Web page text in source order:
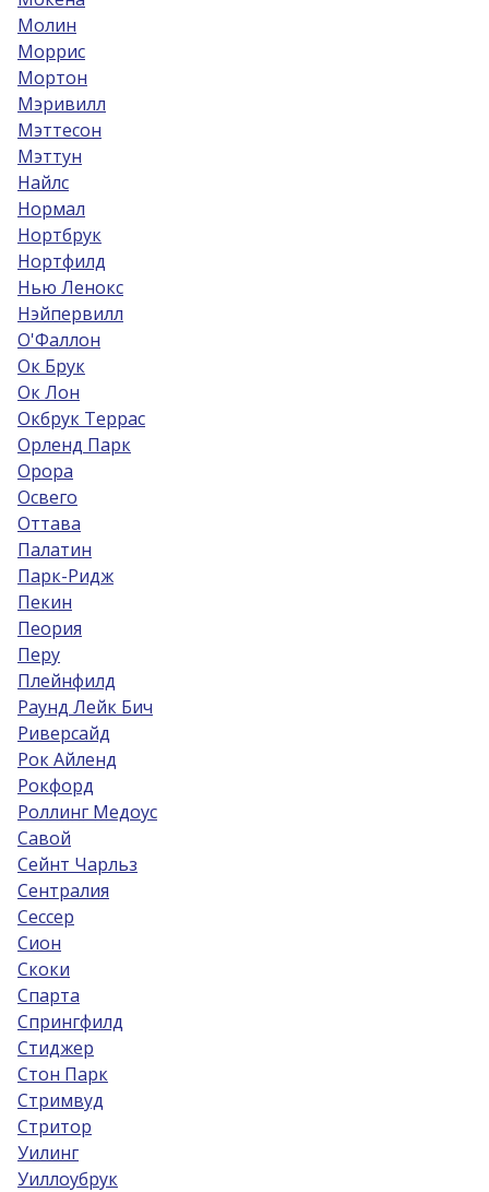
Молин
Моррис
Мортон
Мэривилл
Мэттесон
Мэттун
Найлс
Нормал
Нортбрук
Нортфилд
Нью Ленокс
Нэйпервилл
О'Фаллон
Ок Брук
Ок Лон
Окбрук Террас
Орленд Парк
Орора
Освего
Оттава
Палатин
Парк-Ридж
Пекин
Пеория
Перу
Плейнфилд
Раунд Лейк Бич
Риверсайд
Рок Айленд
Рокфорд
Роллинг Медоус
Савой
Сейнт Чарльз
Сентралия
Сессер
Сион
Скоки
Спарта
Спрингфилд
Стиджер
Стон Парк
Стримвуд
Стритор
Уилинг
Уиллоубрук